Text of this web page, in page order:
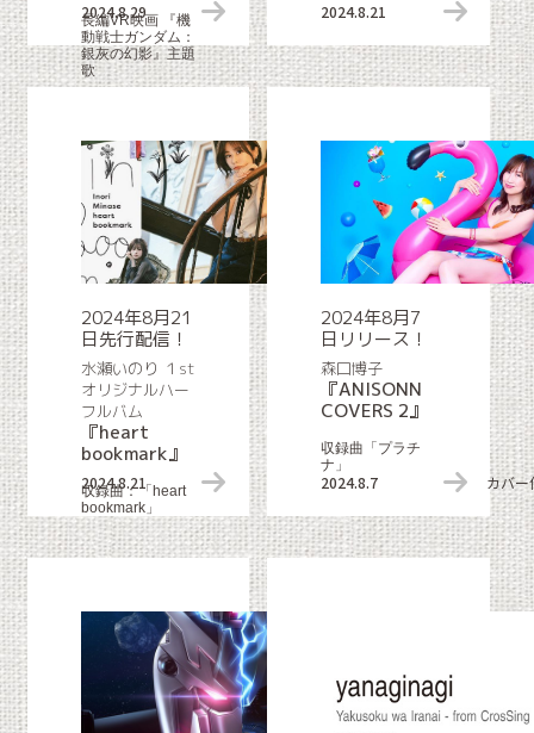
2024.8.29 リリース情報
長編VR映画 『機
動戦士ガンダム：
銀灰の幻影』主題
歌
2024.8.21
2024.8.21 リリース情報
2024年8月21
日先行配信！
水瀬いのり １st
オリジナルハー
フルバム
『heart
bookmark』
収録曲：「heart
bookmark」
2024.8.7 カバー
2024年8月7
日リリース！
森口博子
『ANISONN
COVERS 2』
収録曲「プラチ
ナ」